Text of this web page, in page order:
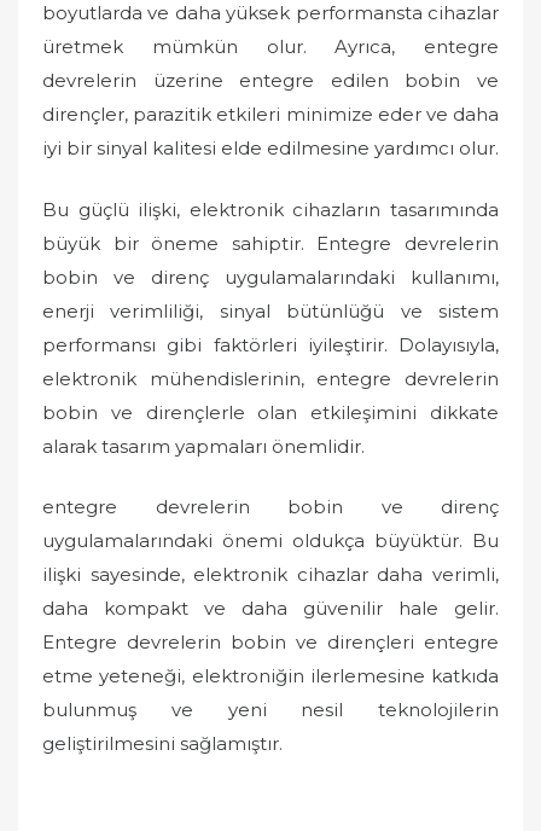
boyutlarda ve daha yüksek performansta cihazlar
üretmek mümkün olur. Ayrıca, entegre
devrelerin üzerine entegre edilen bobin ve
dirençler, parazitik etkileri minimize eder ve daha
iyi bir sinyal kalitesi elde edilmesine yardımcı olur.
Bu güçlü ilişki, elektronik cihazların tasarımında
büyük bir öneme sahiptir. Entegre devrelerin
bobin ve direnç uygulamalarındaki kullanımı,
enerji verimliliği, sinyal bütünlüğü ve sistem
performansı gibi faktörleri iyileştirir. Dolayısıyla,
elektronik mühendislerinin, entegre devrelerin
bobin ve dirençlerle olan etkileşimini dikkate
alarak tasarım yapmaları önemlidir.
entegre devrelerin bobin ve direnç
uygulamalarındaki önemi oldukça büyüktür. Bu
ilişki sayesinde, elektronik cihazlar daha verimli,
daha kompakt ve daha güvenilir hale gelir.
Entegre devrelerin bobin ve dirençleri entegre
etme yeteneği, elektroniğin ilerlemesine katkıda
bulunmuş ve yeni nesil teknolojilerin
geliştirilmesini sağlamıştır.